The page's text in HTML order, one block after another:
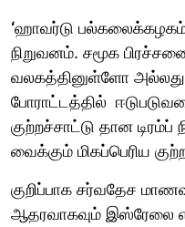
‘ஹாவர்டு
நிறுவனம். சமூக
வலகத்தினுள்ளோ
போராட்டத்தில்
குற்றச்சாட்டு தான
வைக்கும் மிகப்பெரிய
குறிப்பாக சர்வதேச
ஆதரவாகவும் இஸ்ரேலை